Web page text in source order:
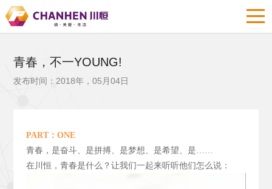
青春，不一YOUNG!
发布时间：2018年，05月04日
PART：ONE
青春，是奋斗、是拼搏、是梦想、是希望、是……
在川恒，青春是什么？让我们一起来听听他们怎么说：